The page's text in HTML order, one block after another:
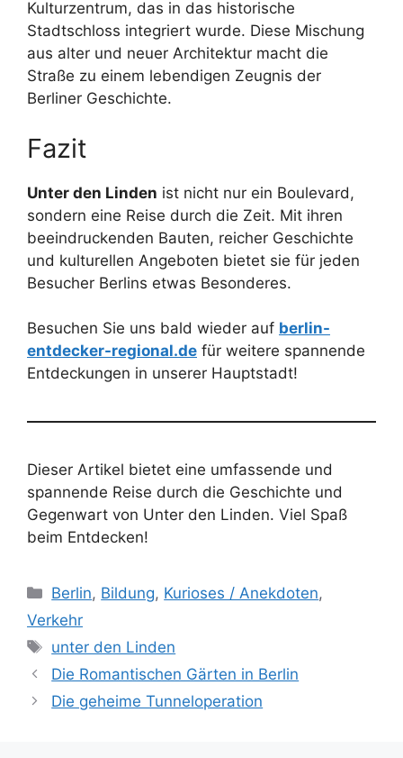
Kulturzentrum, das in das historische
Stadtschloss integriert wurde. Diese Mischung
aus alter und neuer Architektur macht die
Straße zu einem lebendigen Zeugnis der
Berliner Geschichte.
Fazit
Unter den Linden ist nicht nur ein Boulevard,
sondern eine Reise durch die Zeit. Mit ihren
beeindruckenden Bauten, reicher Geschichte
und kulturellen Angeboten bietet sie für jeden
Besucher Berlins etwas Besonderes.
Besuchen Sie uns bald wieder auf berlin-
entdecker-regional.de für weitere spannende
Entdeckungen in unserer Hauptstadt!
Dieser Artikel bietet eine umfassende und
spannende Reise durch die Geschichte und
Gegenwart von Unter den Linden. Viel Spaß
beim Entdecken!
Kategorien
Berlin, Bildung, Kurioses / Anekdoten,
Verkehr
Schlagwörter
unter den Linden
Die Romantischen Gärten in Berlin
Die geheime Tunneloperation